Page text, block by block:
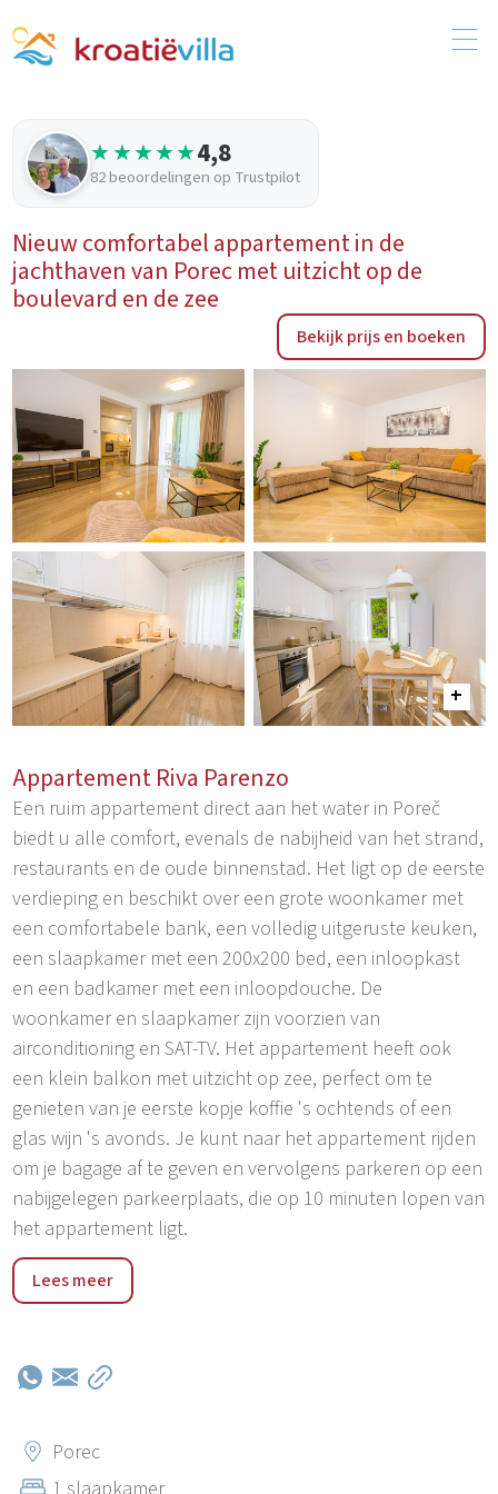
★★★★★4,8
82 beoordelingen op Trustpilot
Nieuw comfortabel appartement in de
jachthaven van Porec met uitzicht op de
boulevard en de zee
Bekijk prijs en boeken
Appartement Riva Parenzo
Een ruim appartement direct aan het water in Poreč
biedt u alle comfort, evenals de nabijheid van het strand,
restaurants en de oude binnenstad. Het ligt op de eerste
verdieping en beschikt over een grote woonkamer met
een comfortabele bank, een volledig uitgeruste keuken,
een slaapkamer met een 200x200 bed, een inloopkast
en een badkamer met een inloopdouche. De
woonkamer en slaapkamer zijn voorzien van
airconditioning en SAT-TV. Het appartement heeft ook
een klein balkon met uitzicht op zee, perfect om te
genieten van je eerste kopje koffie 's ochtends of een
glas wijn 's avonds. Je kunt naar het appartement rijden
om je bagage af te geven en vervolgens parkeren op een
nabijgelegen parkeerplaats, die op 10 minuten lopen van
het appartement ligt.
Wandel door de straten van de oude stad, verken de
oude muren en stop vervolgens bij een plaatselijke
hun kristalheldere water en zachte zeebries, bieden de
Avontuurlijk ingestelde bezoekers kunnen de
nabijgelegen eilanden per kajak verkennen of de
Lees meer
Porec